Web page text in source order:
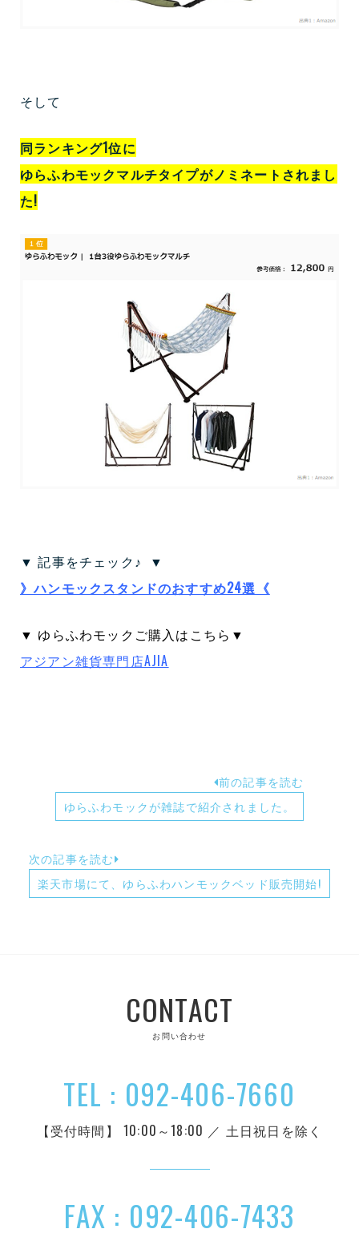
そして
同ランキング1位に
ゆらふわモックマルチタイプがノミネートされまし
た!
▼ 記事をチェック♪ ▼
》ハンモックスタンドのおすすめ24選《
▼ ゆらふわモックご購入はこちら▼
アジアン雑貨専門店AJIA
前の記事を読む
ゆらふわモックが雑誌で紹介されました。
次の記事を読む
楽天市場にて、ゆらふわハンモックベッド販売開始!
CONTACT
お問い合わせ
TEL : 092-406-7660
【受付時間】 10:00～18:00 ／ 土日祝日を除く
FAX : 092-406-7433